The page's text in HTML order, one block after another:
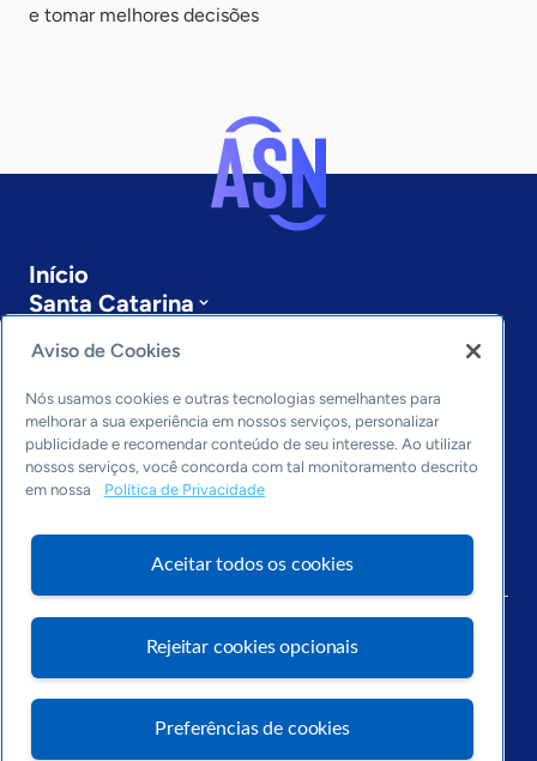
e tomar melhores decisões
Início
Santa Catarina
Últimas notícias
Entre em contato
Editorias
Economia & Política
Inovação & Tecnologia
Visite o Portal Sebrae
Aviso de Cookies
Nós usamos cookies e outras tecnologias semelhantes para
melhorar a sua experiência em nossos serviços, personalizar
publicidade e recomendar conteúdo de seu interesse. Ao utilizar
nossos serviços, você concorda com tal monitoramento descrito
em nossa
Política de Privacidade
Aceitar todos os cookies
Rejeitar cookies opcionais
Preferências de cookies